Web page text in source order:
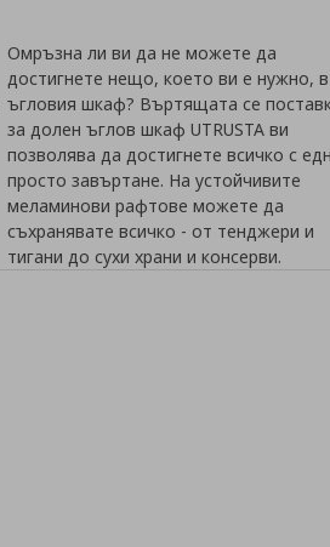
Омръзна ли ви да не можете да
достигнете нещо, което ви е нужно, в
ъгловия шкаф? Въртящата се
за долен ъглов шкаф UTRUSTA ви
позволява да достигнете всичко с
просто завъртане. На устойчивите
меламинови рафтове можете да
съхранявате всичко - от тенджери и
тигани до сухи храни и консерви.